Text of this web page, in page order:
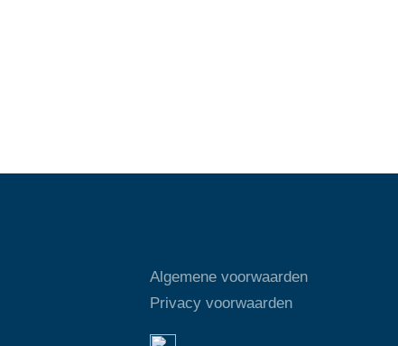
Algemene voorwaarden
Privacy voorwaarden